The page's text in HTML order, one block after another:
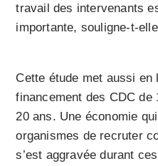
travail des intervenants
importante, souligne-t-
Cette étude met aussi en
financement des CDC
20 ans. Une économie
organismes de recruter
s’est aggravée durant